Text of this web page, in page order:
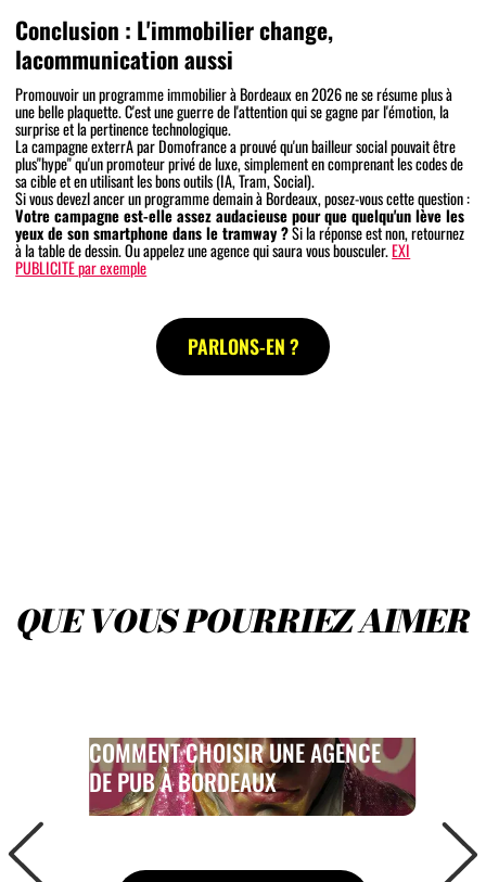
Conclusion : L'immobilier change,
lacommunication aussi
Promouvoir un programme immobilier à Bordeaux en 2026 ne se résume plus à
une belle plaquette. C'est une guerre de l'attention qui se gagne par l'émotion, la
surprise et la pertinence technologique.
La campagne exterrA par Domofrance a prouvé qu'un bailleur social pouvait être
plus"hype" qu'un promoteur privé de luxe, simplement en comprenant les codes de
sa cible et en utilisant les bons outils (IA, Tram, Social).
Si vous devezl ancer un programme demain à Bordeaux, posez-vous cette question :
Votre campagne est-elle assez audacieuse pour que quelqu'un lève les
yeux de son smartphone dans le tramway ?Si la réponse est non, retournez
à la table de dessin. Ou appelez une agence qui saura vous bousculer.EXI
PUBLICITE par exemple
PARLONS-EN ?
QUE VOUSPOURRIEZAIMER
COMMENT CHOISIR UNE AGENCE
DE PUB À BORDEAUX